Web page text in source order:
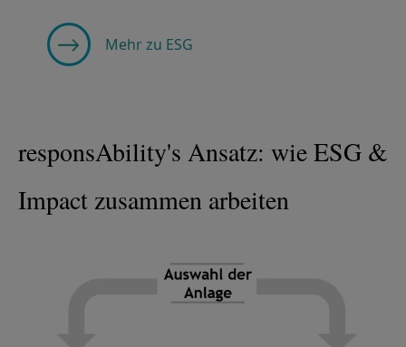
Mehr zu ESG
responsAbility's Ansatz: wie ESG &
Impact zusammen arbeiten